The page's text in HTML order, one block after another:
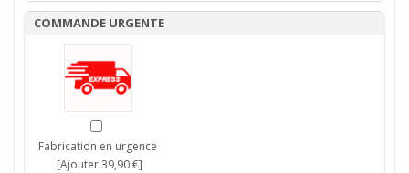
COMMANDE URGENTE
Fabrication en urgence
[Ajouter 39,90 €]